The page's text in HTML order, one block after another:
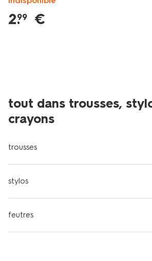
2.
99 €
tout dans trousses,
crayons
trousses
stylos
feutres